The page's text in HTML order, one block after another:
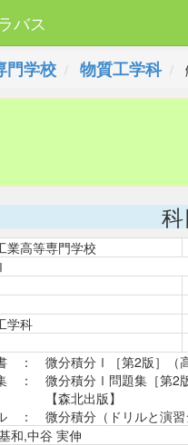
バス
門学校 物質工学科
業高等専門学校
学科
： 微分積分Ⅰ［第2版］（
： 微分積分Ⅰ問題集［第2
北出版】
： 微分積分（ドリルと演習
和,中谷 実伸